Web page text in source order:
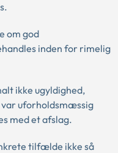
om god
inden for rimelig
ikke ugyldighed,
var uforholdsmæssig
med et afslag.
tilfælde ikke så